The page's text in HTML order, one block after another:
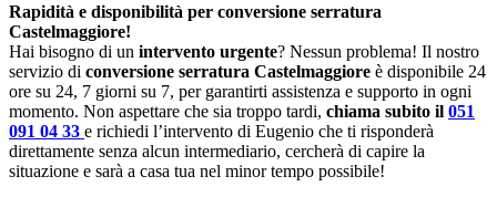
Rapidità e disponibilità per conversione serratura
Castelmaggiore!
Hai bisogno di un intervento urgente? Nessun problema! Il nostro
servizio di conversione serratura Castelmaggiore è disponibile 24
ore su 24, 7 giorni su 7, per garantirti assistenza e supporto in ogni
momento. Non aspettare che sia troppo tardi, chiama subito il 051
091 04 33 e richiedi l’intervento di Eugenio che ti risponderà
direttamente senza alcun intermediario, cercherà di capire la
situazione e sarà a casa tua nel minor tempo possibile!